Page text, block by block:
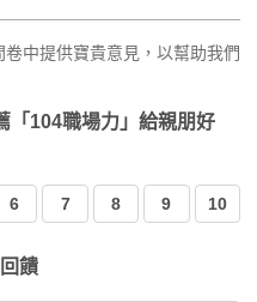
中提供寶貴意見，以幫助我們
「104職場力」給親朋好
6 7 8 9 10
饋